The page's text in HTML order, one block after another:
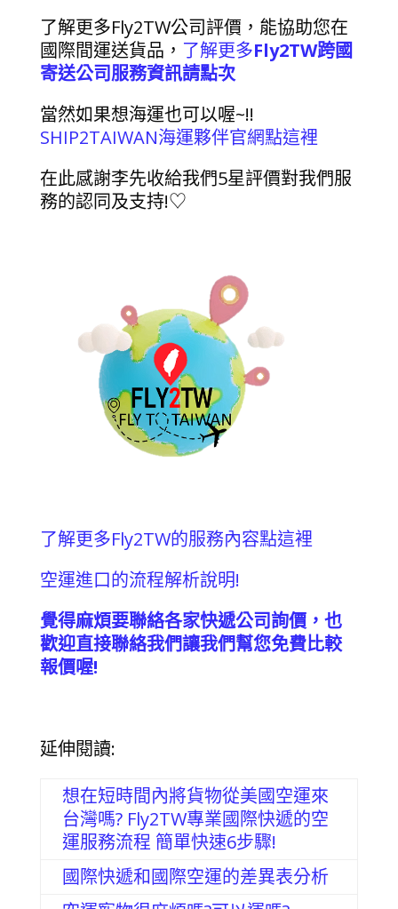
了解更多Fly2TW公司評價，能協助您在
國際間運送貨品， 了解更多Fly2TW跨國
寄送公司服務資訊請點次
當然如果想海運也可以喔~!!
SHIP2TAIWAN海運夥伴官網點這裡
在此感謝李先收給我們5星評價對我們服
務的認同及支持!♡
了解更多Fly2TW的服務內容點這裡
空運進口的流程解析說明!
覺得麻煩要聯絡各家快遞公司詢價，也
歡迎直接聯絡我們讓我們幫您免費比較
報價喔!
延伸閱讀:
想在短時間內將貨物從美國空運來
台灣嗎? Fly2TW專業國際快遞的空
運服務流程 簡單快速6步驟!
國際快遞和國際空運的差異表分析